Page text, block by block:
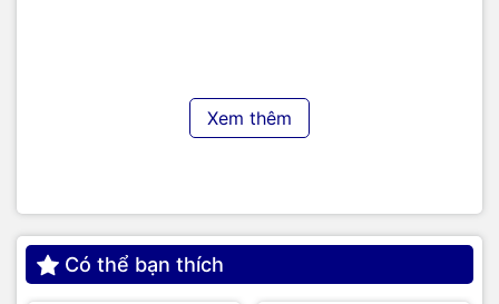
Nhìn chung, dưới diện mạo có thể coi là khá cầu toàn đó, ta
thấy được sự cẩn thận, tỉ mỉ được Dell áp dụng trên Vostro
Cấu hình mạnh mẽ được tin
Xem thêm
Có thể bạn thích